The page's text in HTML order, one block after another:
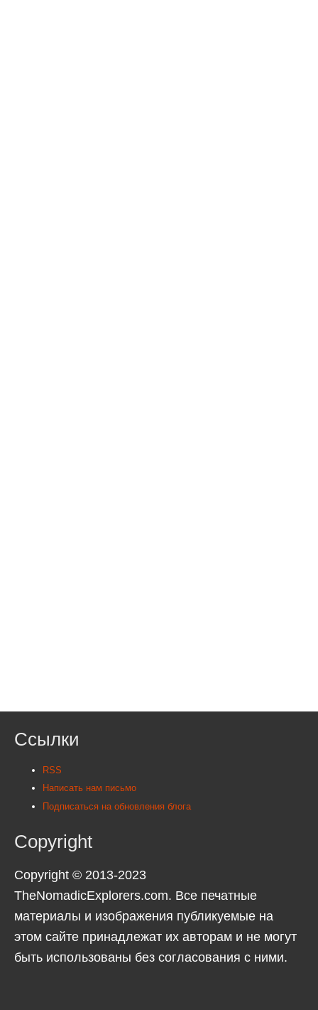
Ссылки
RSS
Написать нам письмо
Подписаться на обновления блога
Copyright
Copyright © 2013-2023
TheNomadicExplorers.com. Все печатные
материалы и изображения публикуемые на
этом сайте принадлежат их авторам и не могут
быть использованы без согласования с ними.